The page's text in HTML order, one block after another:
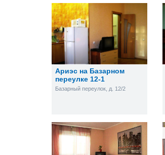
Ариэс на Базарном
переулке 12-1
Базарный переулок, д. 12/2